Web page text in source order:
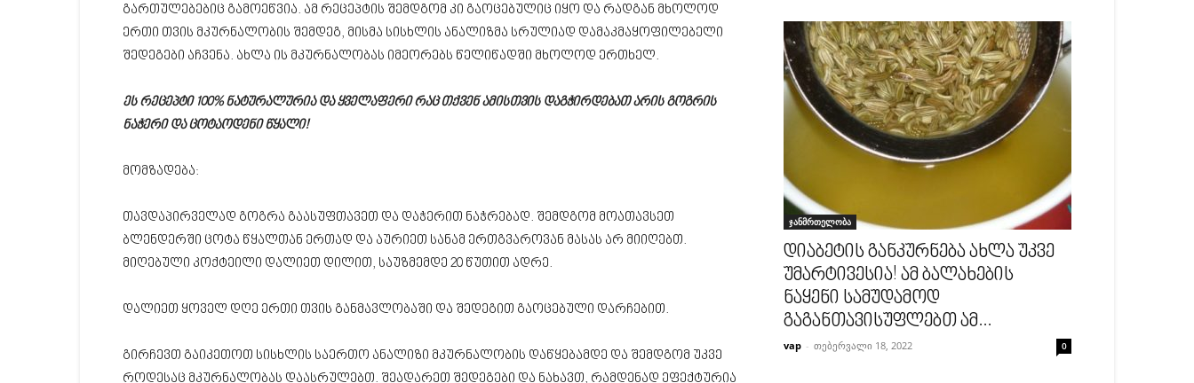
გართულებებიც გამოეწვია. ამ რეცეპტის შემდგომ კი გაოცებულიც იყო და რადგან მხოლოდ
ერთი თვის მკურნალობის შემდეგ, მისმა სისხლის ანალიზმა სრულიად დამაკმაყოფილებელი
შედეგები აჩვენა. ახლა ის მკურნალობას იმეორებს წელიწადში მხოლოდ ერთხელ.
ეს რეცეპტი 100% ნატურალურია და ყველაფერი რაც თქვენ ამისთვის დაგჭირდებათ არის გოგრის
ნაჭერი და ცოტაოდენი წყალი!
მომზადება:
თავდაპირველად გოგრა გაასუფთავეთ და დაჭერით ნაჭრებად. შემდგომ მოათავსეთ
ბლენდერში ცოტა წყალთან ერთად და აურიეთ სანამ ერთგვაროვან მასას არ მიიღებთ.
მიღებული კოქტეილი დალიეთ დილით, საუზმემდე 20 წუთით ადრე.
დალიეთ ყოველ დღე ერთი თვის განმავლობაში და შედეგით გაოცებული დარჩებით.
გირჩევთ გაიკეთოთ სისხლის საერთო ანალიზი მკურნალობის დაწყებამდე და შემდგომ უკვე
როდესაც მკურნალობას დაასრულებთ. შეადარეთ შედეგები და ნახავთ, რამდენად ეფექტურია
ჯანმრთელობა
დიაბეტის განკურნება ახლა უკვე
უმარტივესია! ამ ბალახების
ნაყენი სამუდამოდ
გაგანთავისუფლებთ ამ...
vap - თებერვალი 18, 2022 0